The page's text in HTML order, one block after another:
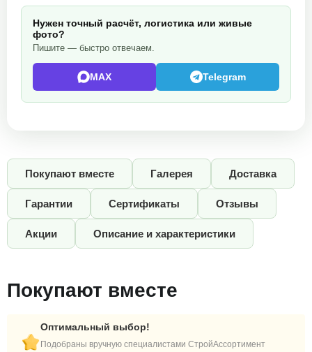
Нужен точный расчёт, логистика или живые
фото?
Пишите — быстро отвечаем.
MAX Telegram
Покупают вместе Галерея Доставка
Гарантии Сертификаты Отзывы
Акции Описание и характеристики
Покупают вместе
Оптимальный выбор!
Подобраны вручную специалистами СтройАссортимент